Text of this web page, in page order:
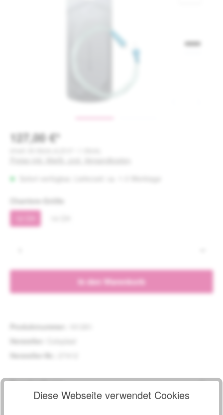
127,00 €*
Charriere-Größe
In den Warenkorb
Produktnummer:
Hersteller:
Hersteller-Nr.:
Beschreibung
Der Coloplast Einmalkatheter SpeediCath® für Männer ist
Diese Webseite verwendet Cookies